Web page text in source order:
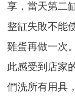
享，當天第二
整缸失敗不能
雞蛋再做一次
此感受到店家
們洗所有用具